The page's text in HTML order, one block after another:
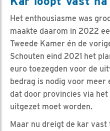
Het enthousiasme was
maakte daarom in 2022
Tweede Kamer én de
Schouten eind 2021 het
euro toezegden voor de
bedrag is nodig voor meer
dat door provincies via
uitgezet moet worden.
Maar nu dreigt de kar vast